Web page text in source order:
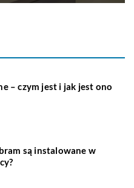
– czym jest i jak jest ono
są instalowane w